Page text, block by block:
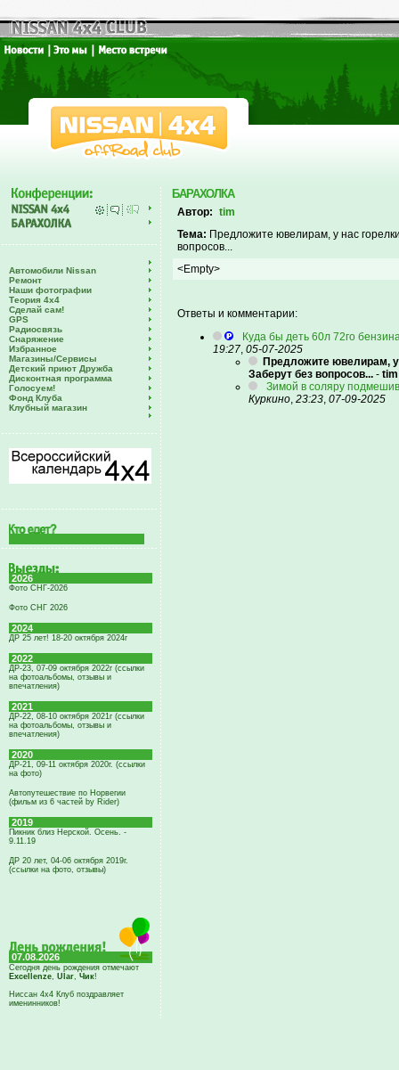
Автомобили Nissan
Ремонт
Наши фотографии
Теория 4х4
Сделай сам!
GPS
Радиосвязь
Снаряжение
Избранное
Магазины/Сервисы
Детский приют Дружба
Дисконтная программа
Голосуем!
Фонд Клуба
Клубный магазин
2026
Фото СНГ-2026
Фото СНГ 2026
2024
ДР 25 лет! 18-20 октября 2024г
2022
ДР-23, 07-09 октября 2022г (ссылки
на фотоальбомы, отзывы и
впечатления)
2021
ДР-22, 08-10 октября 2021г (ссылки
на фотоальбомы, отзывы и
впечатления)
2020
ДР-21, 09-11 октября 2020г. (ссылки
на фото)
Автопутешествие по Норвегии
(фильм из 6 частей by Rider)
2019
Пикник близ Нерской. Осень. -
9.11.19
ДР 20 лет, 04-06 октября 2019г.
(ссылки на фото, отзывы)
07.08.2026
Сегодня день рождения отмечают
Excellenze, Ular, Чик!
Ниссан 4х4 Клуб поздравляет
именинников!
БАРАХОЛКА
Автор: tim
Тема: Предложите ювелирам, у нас
вопросов...
<Empty>
Ответы и комментарии:
Куда бы деть 60л 72го
19:27, 05-07-2025
Предложите ювелирам, у
Заберут без вопросов... - tim
Зимой в соляру
Куркино, 23:23, 07-09-2025